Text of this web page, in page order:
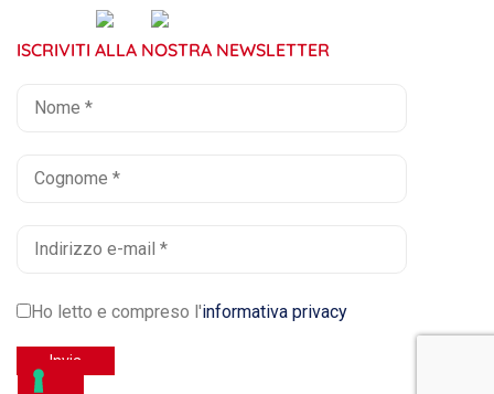
ISCRIVITI ALLA NOSTRA NEWSLETTER
Ho letto e compreso l'informativa privacy